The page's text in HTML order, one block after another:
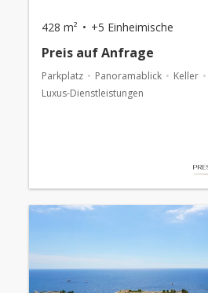
428 m² +5 Einheimische
Preis auf Anfrage
Parkplatz Panoramablick
Keller
Luxus-Dienstleistungen